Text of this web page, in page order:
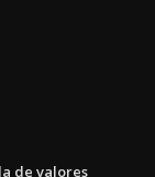
de valores_